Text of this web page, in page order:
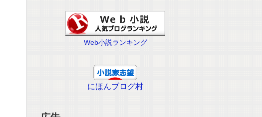
Web小説ランキング
にほんブログ村